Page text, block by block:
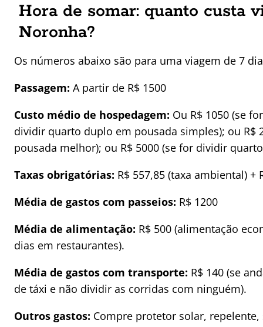
Hora de somar: quanto custa
Noronha?
Os números abaixo são para uma viagem de 7
Passagem: A partir de R$ 1500
Custo médio de hospedagem: Ou R$ 1050 (se
dividir quarto duplo em pousada simples); ou
pousada melhor); ou R$ 5000 (se for dividir
Taxas obrigatórias: R$ 557,85 (taxa ambiental) +
Média de gastos com passeios: R$ 1200
Média de alimentação: R$ 500 (alimentação
dias em restaurantes).
Média de gastos com transporte: R$ 140 (se
de táxi e não dividir as corridas com ninguém).
Outros gastos: Compre protetor solar,